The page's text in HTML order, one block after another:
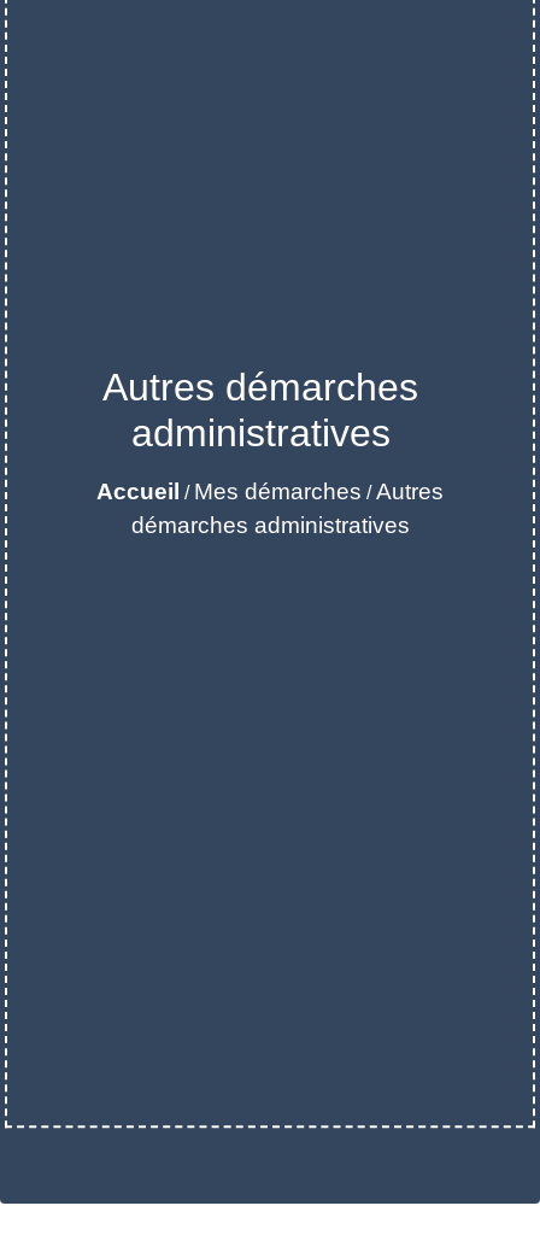
Autres démarches
administratives
Accueil / Mes démarches /Autres
démarches administratives